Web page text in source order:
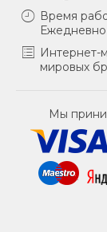
Время
Интернет-
мировых
Мы